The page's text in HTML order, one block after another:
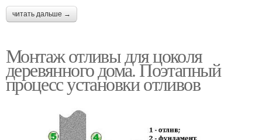
читать дальше →
Монтаж отливы для цоколя
деревянного дома. Поэтапный
процесс установки отливов